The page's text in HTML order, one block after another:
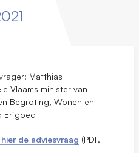
Matthias
Vlaams minister van
Begroting, Wonen en
Erfgoed
de adviesvraag (PDF,